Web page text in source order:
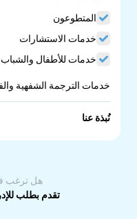
المتطوعون
خدمات الاستشارات
خدمات للأطفال والشباب
خدمات الترجمة الشفهية
نُبذة عنا
هل ترغب
تقدم بطلب